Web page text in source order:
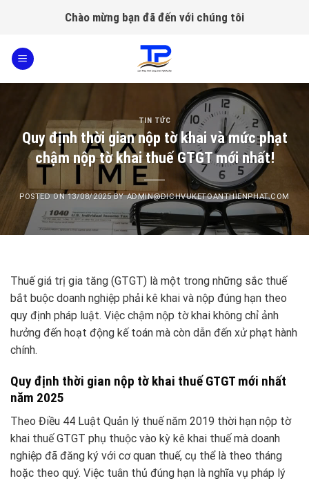
Chào mừng bạn đã đến với chúng tôi
TIN TỨC
Quy định thời gian nộp tờ khai và mức phạt
chậm nộp tờ khai thuế GTGT mới nhất!
POSTED ON13/08/2025BYADMIN@DICHVUKETOANTHIENPHAT.COM
Thuế giá trị gia tăng (GTGT) là một trong những sắc thuế
bắt buộc doanh nghiệp phải kê khai và nộp đúng hạn theo
quy định pháp luật. Việc chậm nộp tờ khai không chỉ ảnh
hưởng đến hoạt động kế toán mà còn dẫn đến xử phạt hành
chính.
Quy định thời gian nộp tờ khai thuế GTGT mới nhất
năm 2025
Theo Điều 44 Luật Quản lý thuế năm 2019 thời hạn nộp tờ
khai thuế GTGT phụ thuộc vào kỳ kê khai thuế mà doanh
nghiệp đã đăng ký với cơ quan thuế, cụ thể là theo tháng
hoặc theo quý. Việc tuân thủ đúng hạn là nghĩa vụ pháp lý